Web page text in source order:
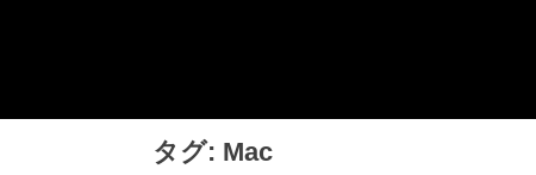
チング チョッピーデイズ ChoppyDays
タグ: Mac